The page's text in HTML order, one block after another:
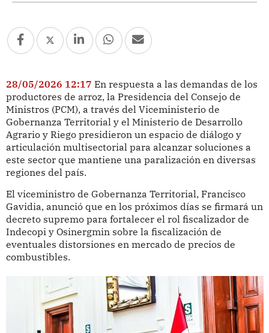
28/05/2026 12:17 En respuesta a las demandas de los
productores de arroz, la Presidencia del Consejo de
Ministros (PCM), a través del Viceministerio de
Gobernanza Territorial y el Ministerio de Desarrollo
Agrario y Riego presidieron un espacio de diálogo y
articulación multisectorial para alcanzar soluciones a
este sector que mantiene una paralización en diversas
regiones del país.
El viceministro de Gobernanza Territorial, Francisco
Gavidia, anunció que en los próximos días se firmará un
decreto supremo para fortalecer el rol fiscalizador de
Indecopi y Osinergmin sobre la fiscalización de
eventuales distorsiones en mercado de precios de
combustibles.